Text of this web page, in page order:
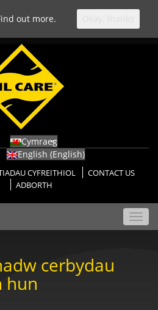
Cymraeg
English (English)
CYFREITHIOL
CONTACT US
ADBORTH
cerbydau
hun
out more.